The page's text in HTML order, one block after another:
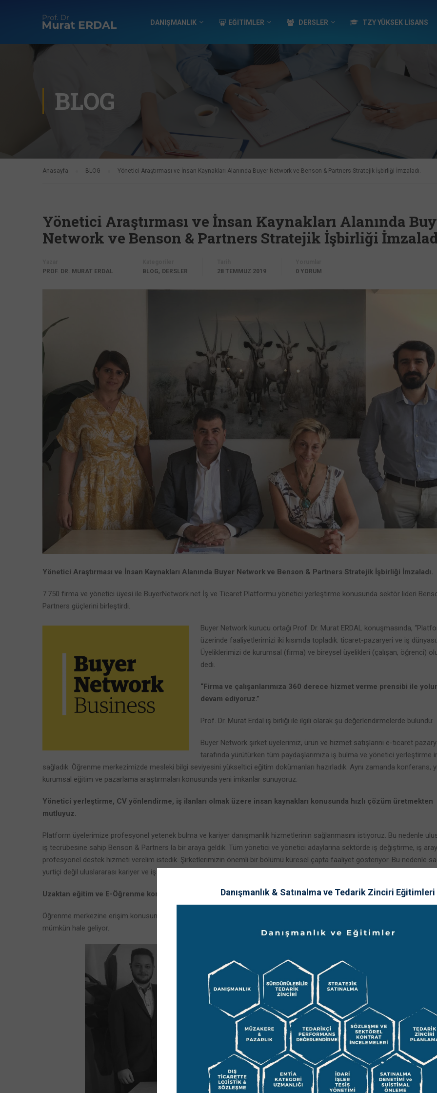
DANIŞMANLIK EĞİTİMLER DERSLER TZY YÜKSEK LISANS
BLOG
Anasayfa BLOG Yönetici Araştırması ve İnsan Kaynakları Alanında Buyer Network ve Benson & Partners Stratejik İşbirliği İmzaladı.
Yönetici Araştırması ve İnsan Kaynakları Alanında
Network ve Benson & Partners Stratejik İşbirliği
PROF. DR. MURAT ERDAL
BLOG, DERSLER
28 TEMMUZ 2019
0 YORUM
Yönetici Araştırması ve İnsan Kaynakları Alanında Buyer Network ve Benson & Partners Stratejik İşbirliği İmzaladı.
7.750 firma ve yönetici üyesi ile BuyerNetwork.net İş ve Ticaret Platformu yönetici yerleştirme konusunda sektör lideri
Partners güçlerini birleştirdi.
Buyer Network kurucu ortağı Prof. Dr. Murat ERDAL konuşmasında,
üzerinde faaliyetlerimizi iki kısımda topladık: ticaret-pazaryeri ve iş dünyası.
Üyeliklerimizi de kurumsal (firma) ve bireysel üyelikleri (çalışan, öğrenci)
dedi.
“Firma ve çalışanlarımıza 360 derece hizmet verme prensibi ile
devam ediyoruz.”
Prof. Dr. Murat Erdal iş birliği ile ilgili olarak şu değerlendirmelerde bulundu:
Buyer Network şirket üyelerimiz, ürün ve hizmet satışlarını e-ticaret
tarafında yürütürken tüm paydaşlarımıza iş bulma ve yönetici yerleştirme
sağladık. Öğrenme merkezimizde mesleki bilgi seviyesini yükseltici eğitim dokümanları hazırladık. Aynı zamanda konferans,
kurumsal eğitim ve pazarlama araştırmaları konusunda yeni imkanlar sunuyoruz.
Yönetici yerleştirme, CV yönlendirme, iş ilanları olmak üzere insan kaynakları konusunda hızlı çözüm üretmekten
mutluyuz.
Platform üyelerimize profesyonel yetenek bulma ve kariyer danışmanlık hizmetlerinin sağlanmasını istiyoruz. Bu nedenle
iş tecrübesine sahip Benson & Partners la bir araya geldik. Tüm yönetici ve yönetici adaylarına sektörde iş değiştirme, iş
profesyonel destek hizmeti verelim istedik. Şirketlerimizin önemli bir bölümü küresel çapta faaliyet gösteriyor. Bu nedenle
yurtiçi değil uluslararası kariyer ve iş fırsatlarının sunulmasını istiyoruz.
Uzaktan eğitim ve E-Öğrenme konusunda firmalara bütüncül fırsatlar sunuyoruz.
Öğrenme merkezine erişim konusunda çalışanlarımız platforma bireysel üye olabildikleri gibi 10 kullanıcıya kadar firma
mümkün hale geliyor.
Danışmanlık & Satınalma ve Tedarik Zinciri Eğitimleri